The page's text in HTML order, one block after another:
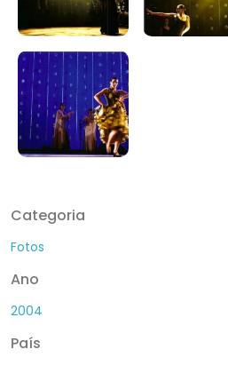
Categoria
Fotos
Ano
2004
País